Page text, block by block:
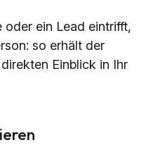
oder ein Lead eintrifft,
so erhält der
Einblick in Ihr